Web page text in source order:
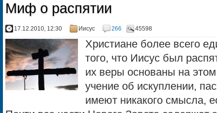
Миф о распятии
17.12.2010, 12:30 Иисус 266 45598
Христиане более всего
того, что Иисус был
их веры основаны на
учение об искуплении,
имеют никакого смысла,